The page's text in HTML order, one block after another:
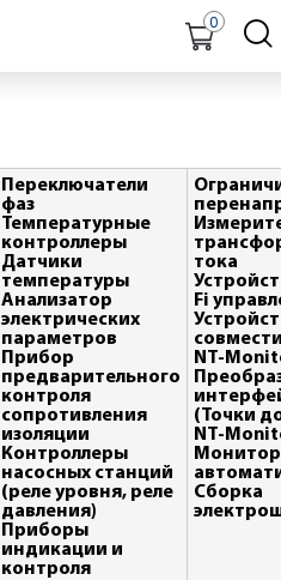
0
Переключатели
фаз
Температурные
контроллеры
Датчики
температуры
Анализатор
электрических
параметров
Прибор
предварительного
контроля
сопротивления
изоляции
Контроллеры
насосных станций
(реле уровня, реле
давления)
Приборы
индикации и
контроля
тока
Fi
NT-
(Точки
NT-
Сборка